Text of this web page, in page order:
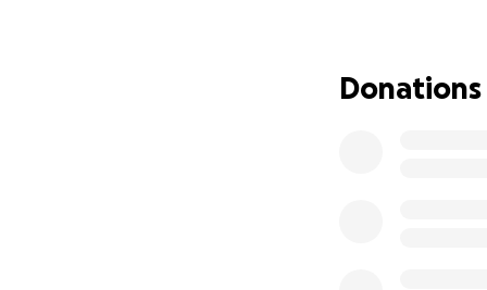
Zuhause wichtig.
Gefahr. Wir
Donations